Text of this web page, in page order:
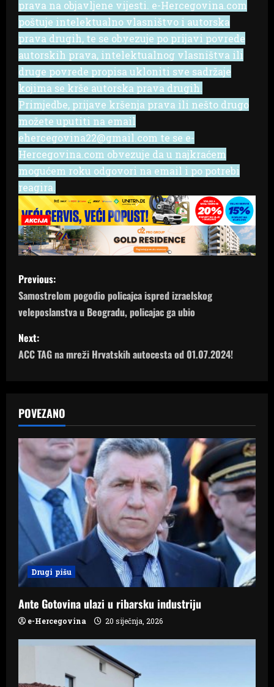
prava na objavljene vijesti. e-Hercegovina.com
poštuje intelektualno vlasništvo i autorska
prava drugih, te se obvezuje po prijavi povrede
autorskih prava, intelektualnog vlasništva ili
druge povrede propisa ukloniti sve sadržaje
kojima se krše autorska prava drugih.
Primjedbe, prijave kršenja prava ili nešto drugo
možete uputiti na email
ehercegovina22@gmail.com te se e-
Hercegovina.com obvezuje da u najkraćem
mogućem roku odgovori na email i po potrebi
reagira.
P
o
s
t
a
v
i
g
t
i
o
n
Previous:
Samostrelom pogodio policajca ispred izraelskog
veleposlanstva u Beogradu, policajac ga ubio
Next:
ACC TAG na mreži Hrvatskih autocesta od 01.07.2024!
POVEZANO
Drugi pišu
Ante Gotovina ulazi u ribarsku industriju
e-Hercegovina 20 siječnja, 2026